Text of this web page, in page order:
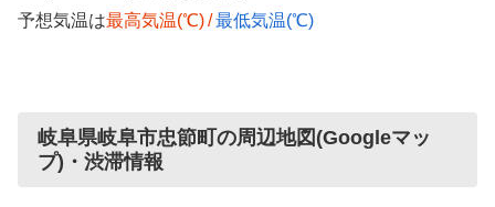
予想気温は最高気温(℃)/最低気温(℃)
岐阜県岐阜市忠節町の周辺地図(Googleマッ
プ)・渋滞情報